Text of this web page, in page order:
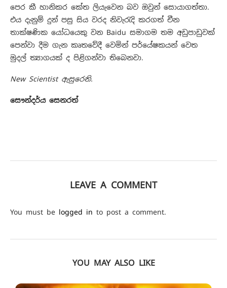
පෙර කී හානිකර කේත ලියැවෙන බව ඔවුන් සොයාගත්තා.
එය දැනුම් දුන් පසු සිය වරද නිවැරැදි කරගත් චීන
තාක්ෂණික යෝධයෙකු වන Baidu සමාගම තම අඩුපාඩුවක්
පෙන්වා දීම ගැන කෘතවේදී වෙමින් පර්යේෂකයන් වෙත
මුදල් ත්‍යාගයක් ද පිළිගන්වා තිබෙනවා.
New Scientist ඇසුරෙනි.
සෞන්දර්ය සෙනරත්
LEAVE A COMMENT
You must be logged in to post a comment.
YOU MAY ALSO LIKE